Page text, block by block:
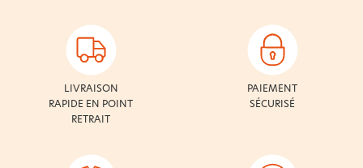
LIVRAISON
RAPIDE EN POINT
RETRAIT
PAIEMENT
SÉCURISÉ